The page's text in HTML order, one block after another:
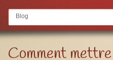
Aller à:
Comment mettre